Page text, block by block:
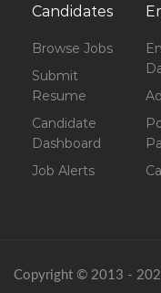
Candidates
Browse Jobs
Submit
Resume
Candidate
Dashboard
Job Alerts
Copyright © 2013 -